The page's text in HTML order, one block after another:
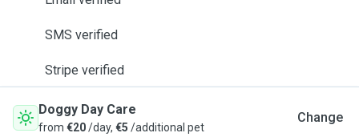
SMS verified
Stripe verified
Doggy Day Care
from €20/day, €5 /additional pet
Change